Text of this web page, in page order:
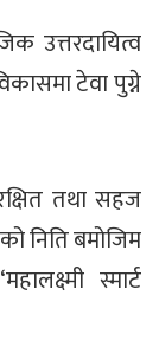
उत्तरदायित्व
टेवा पुग्ने
तथा सहज
निति बमोजिम
स्मार्ट